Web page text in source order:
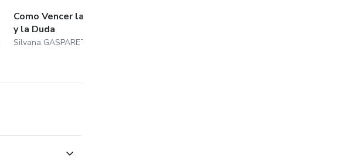
Como Vencer la Falta de Fe
y la Duda
Silvana GASPARETTO Farenzena